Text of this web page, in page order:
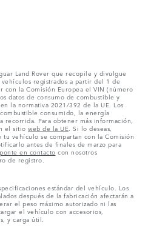
Land Rover que recopile y divulgue
registrados a partir del 1 de
la Comisión Europea el VIN (número
datos de consumo de combustible y
la normativa 2021/392 de la UE. Los
consumido, la energía
recorrida. Para obtener más información,
el sitio web de la UE . Si lo deseas,
tu vehículo se compartan con la Comisión
antes de finales de marzo para
ponte en contacto con nosotros
de registro.
estándar del vehículo. Los
después de la fabricación afectarán a
el peso máximo autorizado ni las
el vehículo con accesorios,
y carga útil.